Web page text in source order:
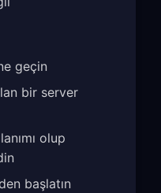
geçin
bir server
olup
başlatın